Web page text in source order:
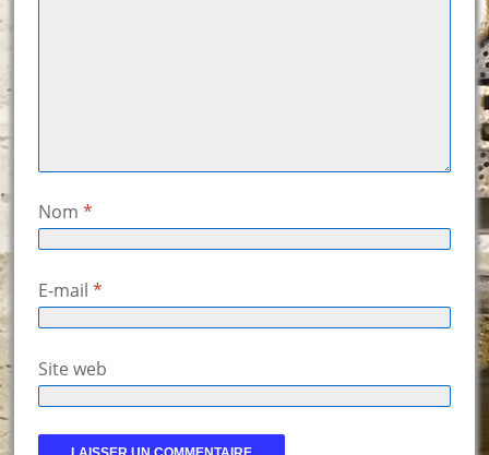
Nom *
E-mail *
Site web